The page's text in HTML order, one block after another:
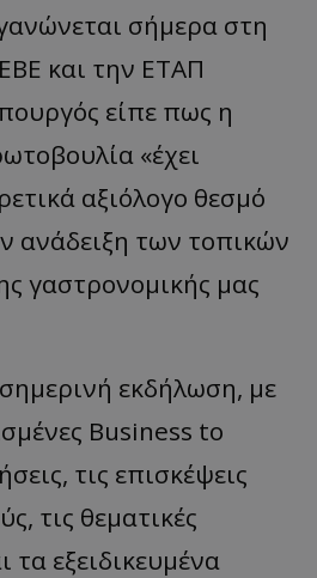
σήμερα στη
και την ΕΤΑΠ
είπε πως η
«έχει
αξιόλογο θεσμό
ανάδειξη των τοπικών
γαστρονομικής μας
εκδήλωση, με
Business to
τις επισκέψεις
τις θεματικές
τα εξειδικευμένα